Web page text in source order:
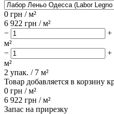
0 грн / м²
6 922 грн / м²
−
+
м²
−
+
м²
2 упак. / 7 м²
Товар добавляется в корзину
0 грн /м²
6 922 грн /м²
Запас на прирезку